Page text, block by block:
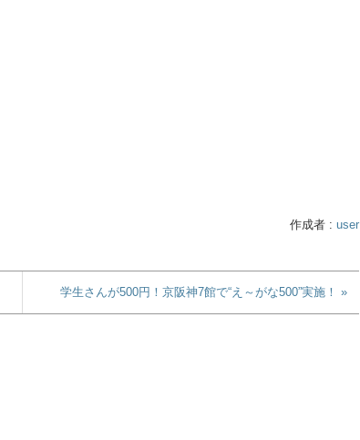
作成者 : user
学生さんが500円！京阪神7館で“え～がな500”実施！ »